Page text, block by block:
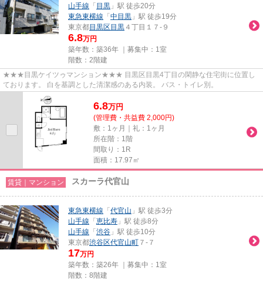
山手線 「 目黒 」駅 徒歩20分
東急東横線 「 中目黒 」駅 徒歩19分
東京都目黒区 目黒 ４丁目１７-９
6.8万円
築年数：築36年 ｜募集中： 1室
階数：2階建
★★★目黒ケイツゥマンション★★★ 目黒区目黒4丁目の閑静な住宅街に位置し
ております。 白を基調とした清潔感のある内装。 バス・トイレ別。
6.8万円
(管理費・共益費 2,000円)
敷：1ヶ月｜礼：1ヶ月
所在階：1階
間取り：1R
面積：17.97㎡
賃貸｜マンション スカーラ代官山
東急東横線 「 代官山 」駅 徒歩3分
山手線 「 恵比寿 」駅 徒歩8分
山手線 「 渋谷 」駅 徒歩10分
東京都渋谷区代官山町 ７-７
17万円
築年数：築26年 ｜募集中： 1室
階数：8階建